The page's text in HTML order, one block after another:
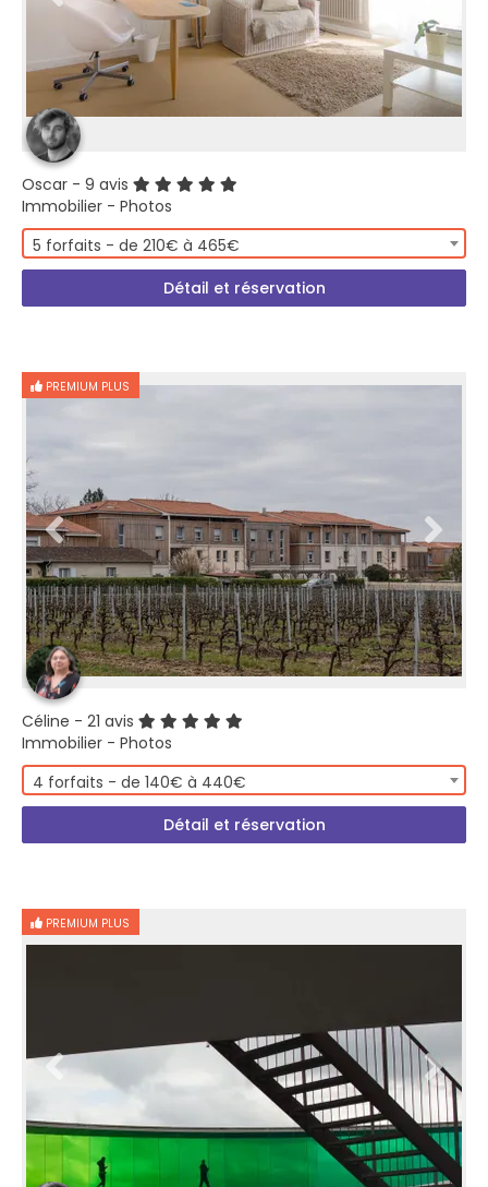
Oscar - 9 avis
Immobilier - Photos
5 forfaits - de 210€ à 465€
Détail et réservation
PREMIUM PLUS
Céline - 21 avis
Immobilier - Photos
4 forfaits - de 140€ à 440€
Détail et réservation
PREMIUM PLUS